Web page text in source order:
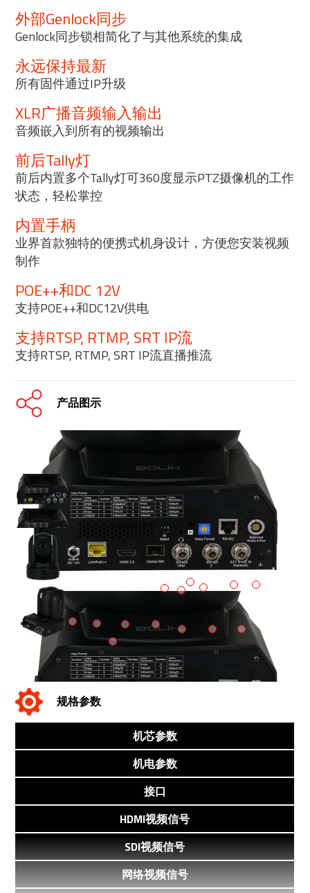
外部Genlock同步
Genlock同步锁相简化了与其他系统的集成
永远保持最新
所有固件通过IP升级
XLR广播音频输入输出
音频嵌入到所有的视频输出
前后Tally灯
前后内置多个Tally灯可360度显示PTZ摄像机的工作
状态，轻松掌控
内置手柄
业界首款独特的便携式机身设计，方便您安装视频
制作
POE++和DC 12V
支持POE++和DC12V供电
支持RTSP, RTMP, SRT IP流
支持RTSP, RTMP, SRT IP流直播推流
产品图示
规格参数
机芯参数
机电参数
接口
HDMI视频信号
SDI视频信号
网络视频信号